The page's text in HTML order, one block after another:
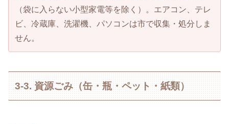
（袋に入らない小型家電等を除く）。エアコン、テレ
ビ、冷蔵庫、洗濯機、パソコンは市で収集・処分しま
せん。
3-3. 資源ごみ（缶・瓶・ペット・紙類）